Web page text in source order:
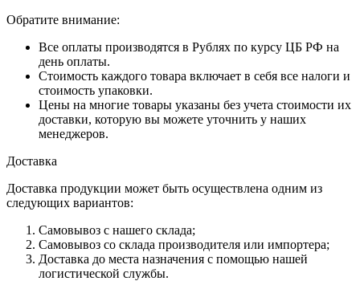
Обратите внимание:
Все оплаты производятся в Рублях по курсу ЦБ РФ на
день оплаты.
Стоимость каждого товара включает в себя все налоги и
стоимость упаковки.
Цены на многие товары указаны без учета стоимости их
доставки, которую вы можете уточнить у наших
менеджеров.
Доставка
Доставка продукции может быть осуществлена одним из
следующих вариантов:
Самовывоз с нашего склада;
Самовывоз со склада производителя или импортера;
Доставка до места назначения с помощью нашей
логистической службы.